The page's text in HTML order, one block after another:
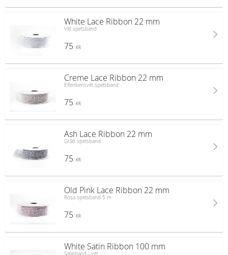
White Lace Ribbon 22 mm
Vitt spetsband
75 KR
Creme Lace Ribbon 22 mm
Elfenbensvitt spetsband
75 KR
Ash Lace Ribbon 22 mm
Grått spetsband
75 KR
Old Pink Lace Ribbon 22 mm
Rosa spetsband 5 m
75 KR
White Satin Ribbon 100 mm